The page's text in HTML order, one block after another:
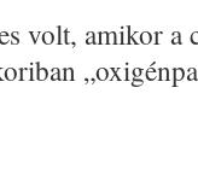
volt, amikor a